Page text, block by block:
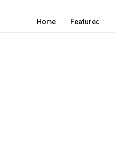
Home Featured